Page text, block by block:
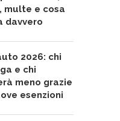
multe e cosa
davvero
2026: chi
e chi
meno grazie
esenzioni